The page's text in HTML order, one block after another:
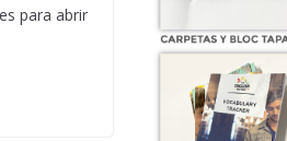
para abrir